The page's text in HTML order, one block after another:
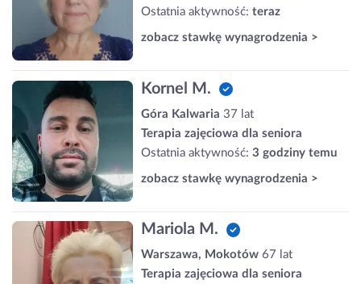
Ostatnia aktywność: teraz
zobacz stawkę wynagrodzenia >
Kornel M.
Góra Kalwaria 37 lat
Terapia zajęciowa dla seniora
Ostatnia aktywność: 3 godziny temu
zobacz stawkę wynagrodzenia >
Mariola M.
Warszawa, Mokotów 67 lat
Terapia zajęciowa dla seniora